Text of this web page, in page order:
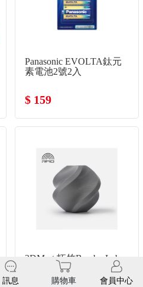
Panasonic EVOLTA鈦元
素電池2號2入
$ 159
3DMart 拓竹Bambu Lab
PLA - 銀色
訊息 購物車 會員中心